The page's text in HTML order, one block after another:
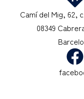
Camí del Mig, 62,
08349